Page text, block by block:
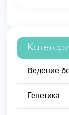
Ведение
Генетика